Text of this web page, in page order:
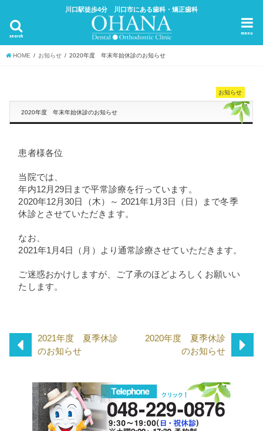
川口駅徒歩4分 川口市にある歯科・矯正歯科
search
menu
HOME お知らせ 2020年度 年末年始休診のお知らせ
お知らせ
2020年度 年末年始休診のお知らせ
患者様各位
当院では、
年内12月29日まで平常診療を行っています。
2020年12月30日（木）～ 2021年1月3日（日）まで冬季
休診とさせていただきます。
なお、
2021年1月4日（月）より通常診療させていただきます。
ご迷惑おかけしますが、ご了承のほどよろしくお願いい
たします。
2021年度 夏季休診
のお知らせ
2020年度 夏季休診
のお知らせ